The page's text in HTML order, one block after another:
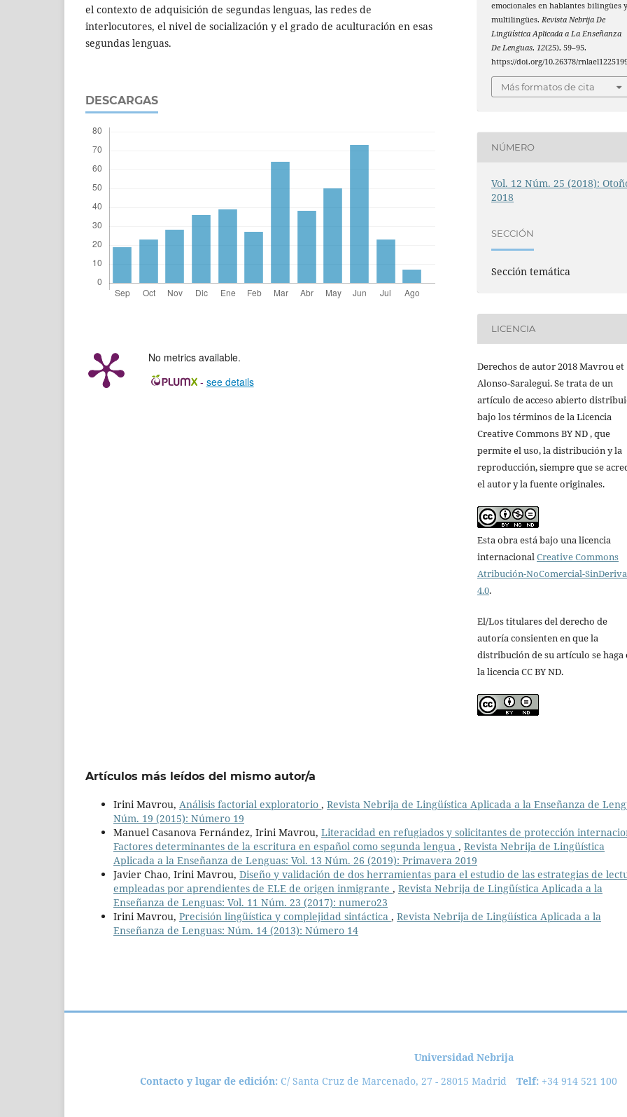
el contexto de adquisición de segundas lenguas, las redes de
interlocutores, el nivel de socialización y el grado de aculturación en esas
segundas lenguas.
DESCARGAS
No metrics available.
- see details
emocionales en hablantes bilingües y
multilingües.Revista Nebrija De
Lingüística Aplicada a La Enseñanza
De Lenguas,12(25), 59–95.
https://doi.org/10.26378/
Más formatos de cita
NÚMERO
Vol. 12 Núm. 25 (2018):
2018
SECCIÓN
Sección temática
LICENCIA
Derechos de autor 2018 Mavrou et
Alonso-Saralegui. Se trata de un
artículo de acceso abierto
bajo los términos de la Licencia
Creative Commons BY ND , que
permite el uso, la distribución y la
reproducción, siempre que se
el autor y la fuente originales.
Esta obra está bajo una licencia
internacionalCreative Commons
Atribución-NoComercial-
4.0.
El/Los titulares del derecho de
autoría consienten en que la
distribución de su artículo se haga
la licencia CC BY ND.
Artículos más leídos del mismo autor/a
Irini Mavrou, Análisis factorial exploratorio , Revista Nebrija de Lingüística Aplicada a la Enseñanza de
Núm. 19 (2015): Número 19
Manuel Casanova Fernández, Irini Mavrou, Literacidad en refugiados y solicitantes de protección
Factores determinantes de la escritura en español como segunda lengua , Revista Nebrija de Lingüística
Aplicada a la Enseñanza de Lenguas: Vol. 13 Núm. 26 (2019): Primavera 2019
Javier Chao, Irini Mavrou, Diseño y validación de dos herramientas para el estudio de las estrategias de
empleadas por aprendientes de ELE de origen inmigrante , Revista Nebrija de Lingüística Aplicada a la
Enseñanza de Lenguas: Vol. 11 Núm. 23 (2017): numero23
Irini Mavrou, Precisión lingüística y complejidad sintáctica , Revista Nebrija de Lingüística Aplicada a la
Enseñanza de Lenguas: Núm. 14 (2013): Número 14
Universidad Nebrija
Contacto y lugar de edición: C/ Santa Cruz de Marcenado, 27 - 28015 Madrid Telf: +34 914 521 100